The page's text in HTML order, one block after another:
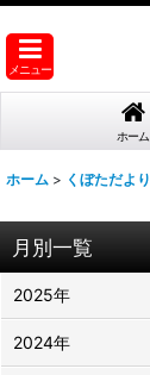
メニュー
ホーム
ホーム > くぼただより
月別一覧
2025年
2024年